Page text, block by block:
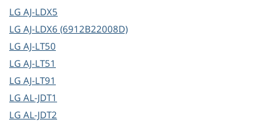
LG AJ-LDX5
LG AJ-LDX6 (6912B22008D)
LG AJ-LT50
LG AJ-LT51
LG AJ-LT91
LG AL-JDT1
LG AL-JDT2